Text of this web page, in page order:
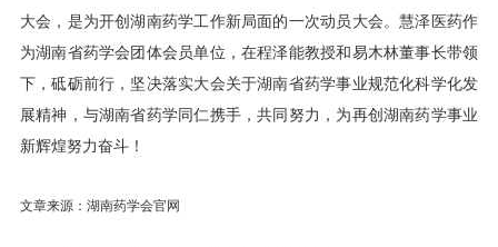
大会，是为开创湖南药学工作新局面的一次动员大会。慧泽医药作
为湖南省药学会团体会员单位，在程泽能教授和易木林董事长带领
下，砥砺前行，坚决落实大会关于湖南省药学事业规范化科学化发
展精神，与湖南省药学同仁携手，共同努力，为再创湖南药学事业
新辉煌努力奋斗！
文章来源：湖南药学会官网